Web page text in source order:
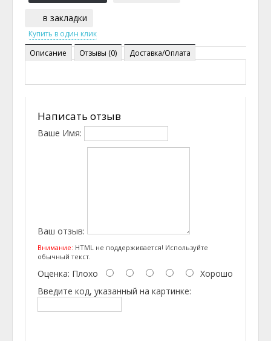
в закладки
Описание Отзывы (0) Доставка/Оплата
Написать отзыв
Ваше Имя:
Ваш отзыв:
Внимание: HTML не поддерживается! Используйте
обычный текст.
Оценка: Плохо
Хорошо
Введите код, указанный на картинке: